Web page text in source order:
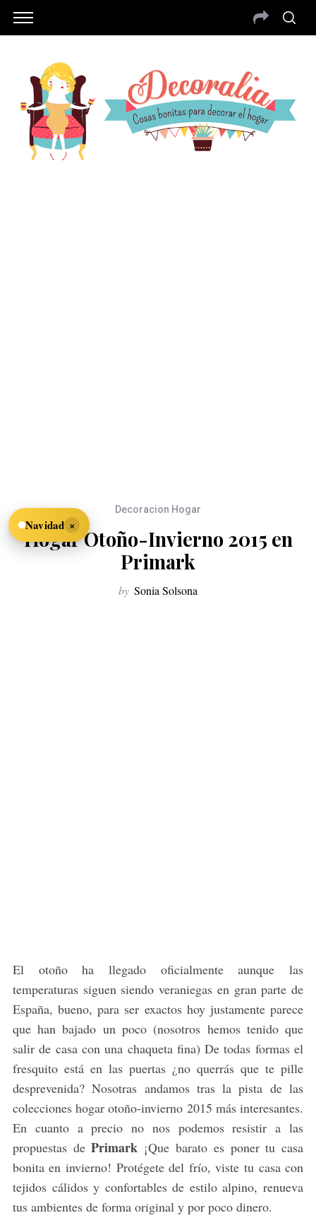
Decoracion Hogar
Hogar Otoño-Invierno 2015 en
Primark
by Sonia Solsona
El otoño ha llegado oficialmente aunque las
temperaturas siguen siendo veraniegas en gran parte de
España, bueno, para ser exactos hoy justamente parece
que han bajado un poco (nosotros hemos tenido que
salir de casa con una chaqueta fina) De todas formas el
fresquito está en las puertas ¿no querrás que te pille
desprevenida? Nosotras andamos tras la pista de las
colecciones hogar otoño-invierno 2015 más interesantes.
En cuanto a precio no nos podemos resistir a las
propuestas dePrimark ¡Que barato es poner tu casa
bonita en invierno! Protégete del frío, viste tu casa con
tejidos cálidos y confortables de estilo alpino, renueva
tus ambientes de forma original y por poco dinero.
Navidad ×